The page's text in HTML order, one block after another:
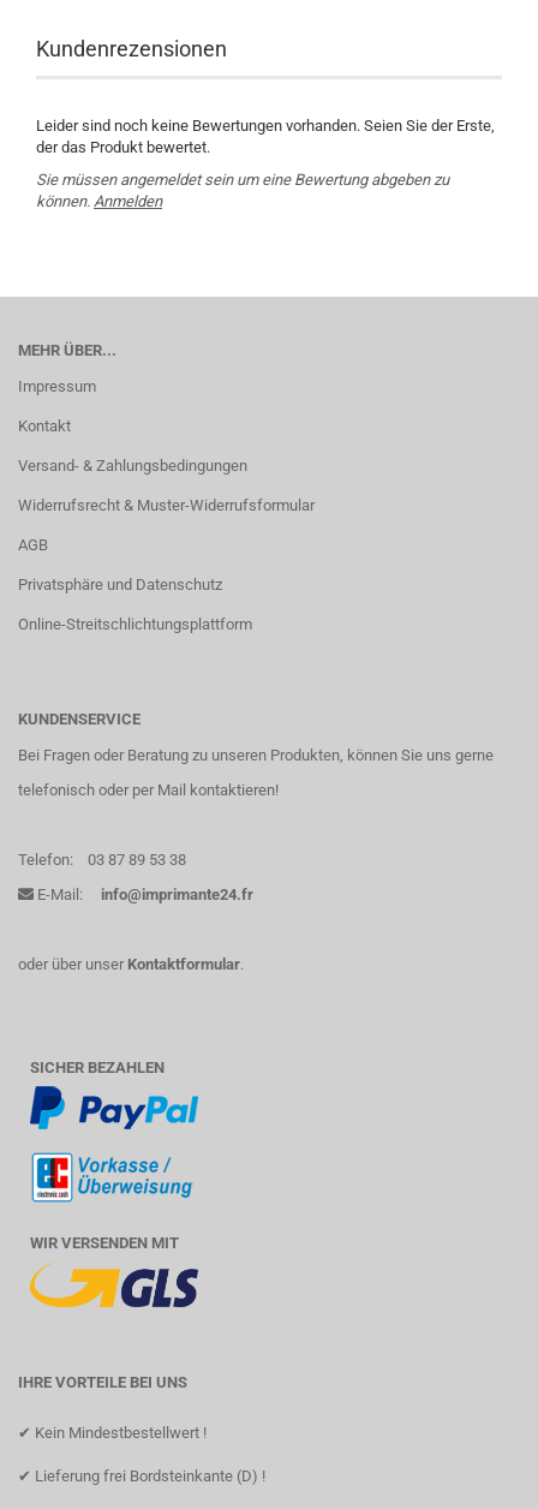
Kundenrezensionen
Leider sind noch keine Bewertungen vorhanden. Seien Sie der Erste,
der das Produkt bewertet.
Sie müssen angemeldet sein um eine Bewertung abgeben zu
können. Anmelden
MEHR ÜBER...
Impressum
Kontakt
Versand- & Zahlungsbedingungen
Widerrufsrecht & Muster-Widerrufsformular
AGB
Privatsphäre und Datenschutz
Online-Streitschlichtungsplattform
KUNDENSERVICE
Bei Fragen oder Beratung zu unseren Produkten, können Sie uns gerne
telefonisch oder per Mail kontaktieren!
Telefon:
03 87 89 53 38
E-Mail:
info@imprimante24.fr
oder über unser Kontaktformular.
SICHER BEZAHLEN
WIR VERSENDEN MIT
IHRE VORTEILE BEI UNS
✔ Kein Mindestbestellwert !
✔ Lieferung frei Bordsteinkante (D) !